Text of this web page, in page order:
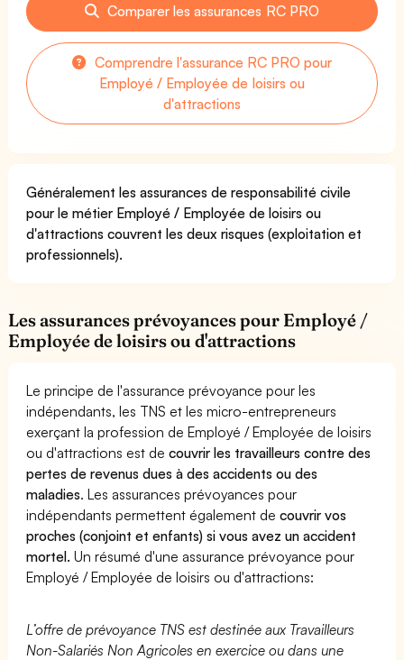
Comparer les assurances RC PRO
Comprendre l'assurance RC PRO pour
Employé / Employée de loisirs ou
d'attractions
Généralement les assurances de responsabilité civile
pour le métier Employé / Employée de loisirs ou
d'attractions couvrent les deux risques (exploitation et
professionnels).
Les assurances prévoyances pour Employé /
Employée de loisirs ou d'attractions
Le principe de l'assurance prévoyance pour les
indépendants, les TNS et les micro-entrepreneurs
exerçant la profession de Employé / Employée de loisirs
ou d'attractions est decouvrir les travailleurs contre des
pertes de revenus dues à des accidents ou des
maladies. Les assurances prévoyances pour
indépendants permettent également decouvrir vos
proches (conjoint et enfants) si vous avez un accident
mortel. Un résumé d'une assurance prévoyance pour
Employé / Employée de loisirs ou d'attractions:
L’offre de prévoyance TNS est destinée aux Travailleurs
Non-Salariés Non Agricoles en exercice ou dans une